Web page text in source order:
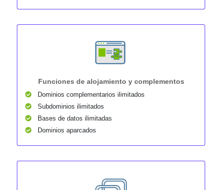
Funciones de alojamiento y complementos
Dominios complementarios ilimitados
Subdominios ilimitados
Bases de datos ilimitadas
Dominios aparcados